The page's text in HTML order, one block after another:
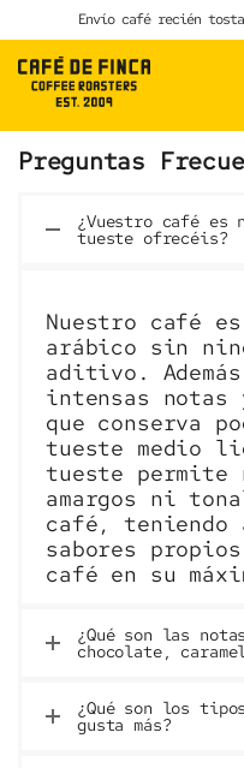
to
content
Envío café recién
Preguntas
¿Vuestro café es
tueste ofrecéis?
Nuestro café
arábico sin
aditivo.
intensas notas
que conserva
tueste medio
tueste permite
amargos ni
café, teniendo
sabores
café en su
¿Qué son las
chocolate,
¿Qué son los
gusta más?